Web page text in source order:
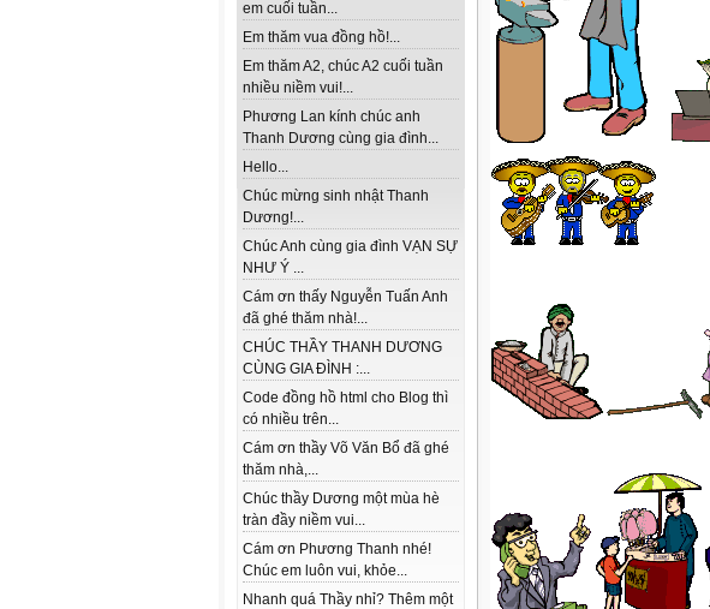
em cuối tuần...
Em thăm vua đồng hồ!...
Em thăm A2, chúc A2 cuối tuần
nhiều niềm vui!...
Phương Lan kính chúc anh
Thanh Dương cùng gia đình...
Hello...
Chúc mừng sinh nhật Thanh
Dương!...
Chúc Anh cùng gia đình VẠN SỰ
NHƯ Ý ...
Cám ơn thấy Nguyễn Tuấn Anh
đã ghé thăm nhà!...
CHÚC THẦY THANH DƯƠNG
CÙNG GIA ĐÌNH :...
Code đồng hồ html cho Blog thì
có nhiều trên...
Cám ơn thầy Võ Văn Bổ đã ghé
thăm nhà,...
Chúc thầy Dương một mùa hè
tràn đầy niềm vui...
Cám ơn Phương Thanh nhé!
Chúc em luôn vui, khỏe...
Nhanh quá Thầy nhỉ? Thêm một